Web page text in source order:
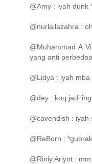
@Amy : iyah dunk
@nurlailazahra :
@Muhammad A
yang anti
@Lidya : iyah
@dey : koq jadi
@cavendish : iyah
@ReBorn :
@Riniy.Ariynt :